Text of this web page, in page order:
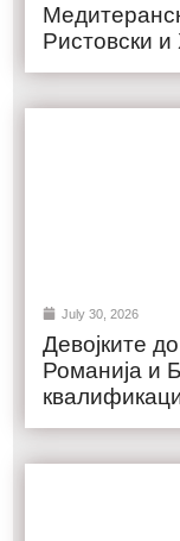
Ристовски и
July 30, 2026
Девојките
Романија и